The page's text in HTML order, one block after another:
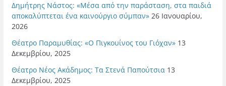
Δημήτρης Νάστος: «Μέσα από την παράσταση, στα παιδιά
αποκαλύπτεται ένα καινούργιο σύμπαν» 26 Ιανουαρίου,
2026
Θέατρο Παραμυθίας: «Ο Πιγκουίνος του Γιόχαν» 13
Δεκεμβρίου, 2025
Θέατρο Νέος Ακάδημος: Τα Στενά Παπούτσια 13
Δεκεμβρίου, 2025